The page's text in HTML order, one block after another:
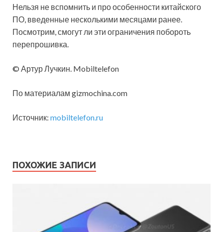
Нельзя не вспомнить и про особенности китайского
ПО, введенные несколькими месяцами ранее.
Посмотрим, смогут ли эти ограничения побороть
перепрошивка.
© Артур Лучкин. Mobiltelefon
По материалам gizmochina.com
Источник: mobiltelefon.ru
ПОХОЖИЕ ЗАПИСИ